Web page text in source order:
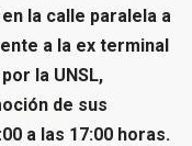
la calle paralela a
a la ex terminal
la UNSL,
de sus
a las 17:00 horas.